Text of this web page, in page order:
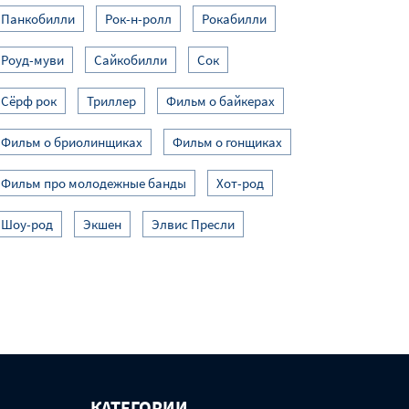
Панкобилли Рок-н-ролл Рокабилли
Роуд-муви Сайкобилли Сок
Сёрф рок Триллер Фильм о байкерах
Фильм о бриолинщиках Фильм о гонщиках
Фильм про молодежные банды Хот-род
Шоу-род Экшен Элвис Пресли